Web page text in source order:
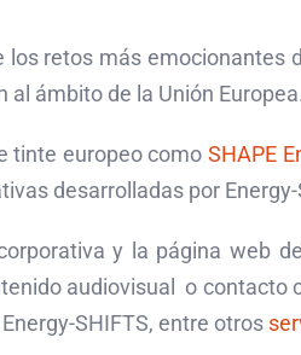
retos más emocionantes
al ámbito de la Unión Europea.
tinte europeo comoSHAPE
desarrolladas por Energy-
y la página web
audiovisual o
SHIFTS, entre otros